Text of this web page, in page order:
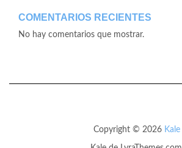
COMENTARIOS RECIENTES
No hay comentarios que mostrar.
Copyright © 2026 Kale